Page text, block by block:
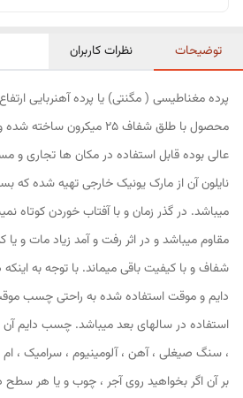
توضیحات نظرات کاربران
محصول با طلق شفاف 25
عالی بوده قابل استفاده در مکان ها تجاری و
نایلون آن از مارک یونیک خارجی تهیه شده که
میباشد. در گذر زمان و با آفتاب خوردن کوتاه
مقاوم میباشد و در اثر رفت و آمد زیاد مات و
شفاف و با کیفیت باقی میماند. با توجه به
دایم و موقت استفاده شده به راحتی چسب
استفاده در سالهای بعد میباشد. چسب دایم
، سنگ صیغلی ، آهن ، آلومینیوم ، سرامیک ،
بر آن اگر بخواهید روی آجر ، چوب و یا هر سطح